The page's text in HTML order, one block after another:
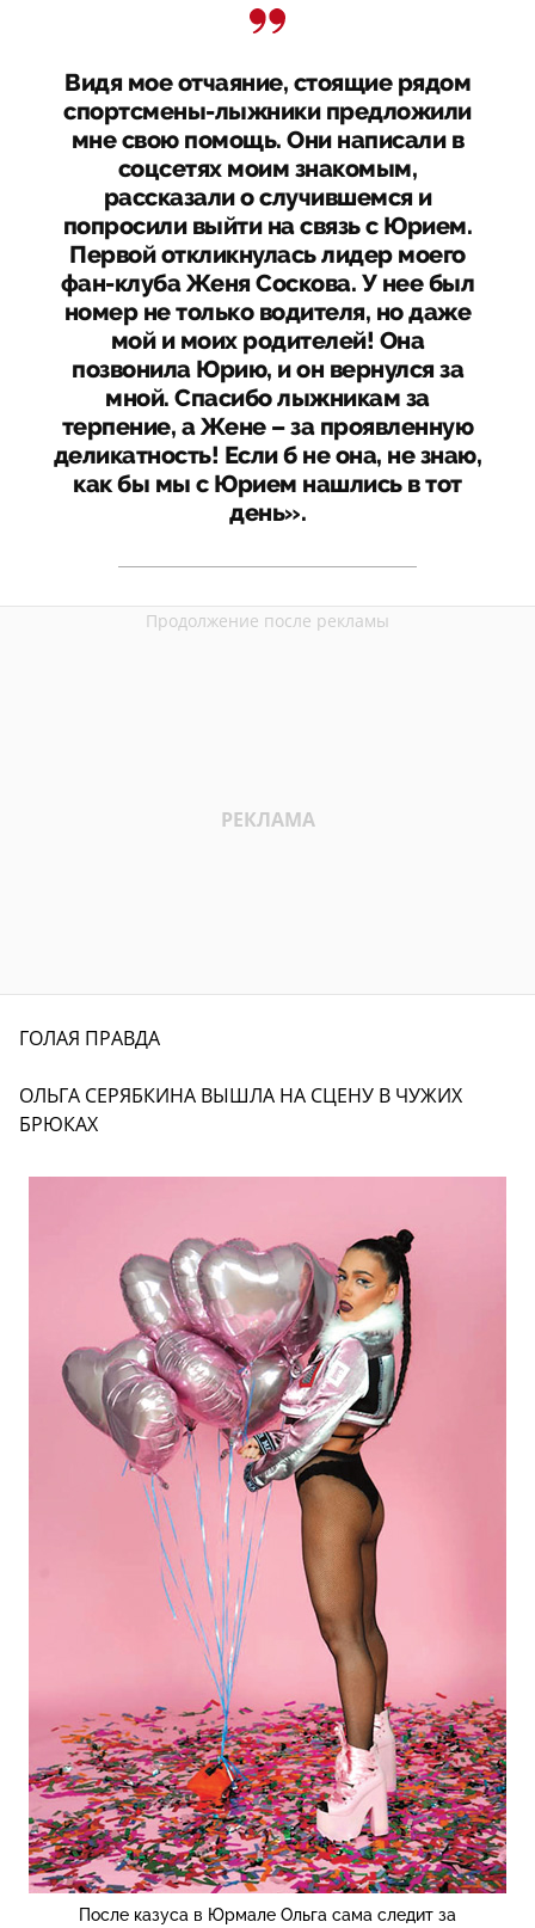
Видя мое отчаяние, стоящие рядом
спортсмены-лыжники предложили
мне свою помощь. Они написали в
соцсетях моим знакомым,
рассказали о случившемся и
попросили выйти на связь с Юрием.
Первой откликнулась лидер моего
фан-клуба Женя Соскова. У нее был
номер не только водителя, но даже
мой и моих родителей! Она
позвонила Юрию, и он вернулся за
мной. Спасибо лыжникам за
терпение, а Жене – за проявленную
деликатность! Если б не она, не знаю,
как бы мы с Юрием нашлись в тот
день».
ГОЛАЯ ПРАВДА
ОЛЬГА СЕРЯБКИНА ВЫШЛА НА СЦЕНУ В ЧУЖИХ
БРЮКАХ
После казуса в Юрмале Ольга сама следит за